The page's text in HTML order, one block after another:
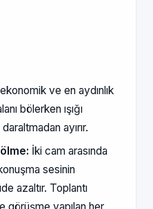
ve en aydınlık
bölerken ışığı
ayırır.
İki cam arasında
sesinin
azaltır. Toplantı
görüşme yapılan her